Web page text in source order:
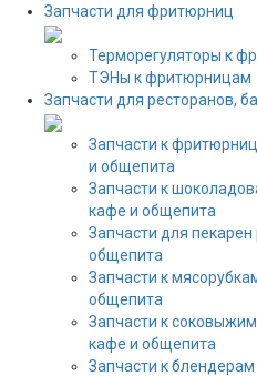
Запчасти для фритюрниц
Терморегуляторы к
ТЭНы к фритюрницам
Запчасти для ресторанов,
Запчасти к
и общепита
Запчасти к
кафе и общепита
Запчасти для
общепита
Запчасти к
общепита
Запчасти к
кафе и общепита
Запчасти к